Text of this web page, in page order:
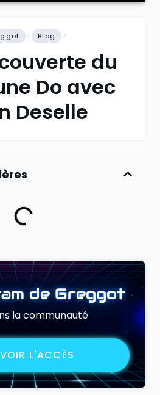
Blog
du
Do avec
Deselle
de Greggot
la communauté
L'ACCÈS